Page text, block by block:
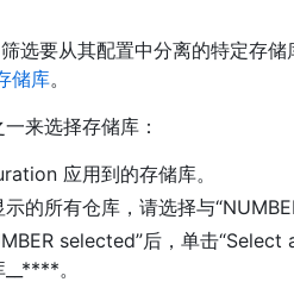
筛选要从其配置中分离的特定存
储库。
来选择存储库：
应用到的存储库。
的所有仓库，请选择与
selected”后，单击“Select
。